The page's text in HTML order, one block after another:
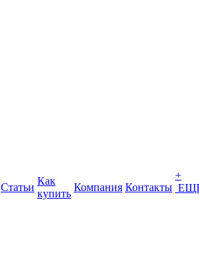
Статьи
Как
купить
Компания Контакты
+